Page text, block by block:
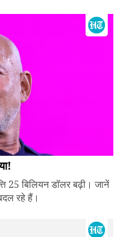
बिलियन डॉलर बढ़ी। जानें
रहे हैं।